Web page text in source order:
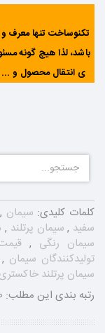
تکنوساخت تنها
باشد، لذا هیچ گونه
ی انتقال محصول و ...
کلمات کلیدی: سیمان ,
سفید , سیمان پرتلند ,
سیمان رنگی ,
تولیدکنندگان سیمان ,
سیمان پرتلند خاکستری
رتبه بندی این مطلب: